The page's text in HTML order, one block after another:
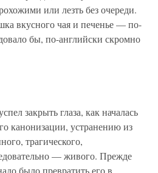
или лезть без очереди.
вкусного чая и печенье — по-
бы, по-английски скромно
закрыть глаза, как началась
канонизации, устранению из
трагического,
— живого. Прежде
было превратить его в